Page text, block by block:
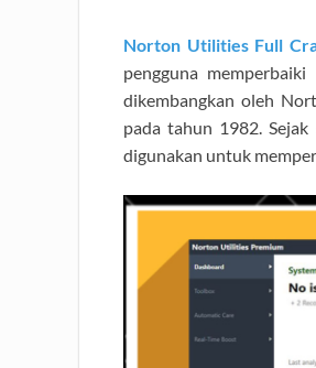
Norton Utilities Full
pengguna
dikembangkan oleh
pada tahun 1982.
digunakan untuk